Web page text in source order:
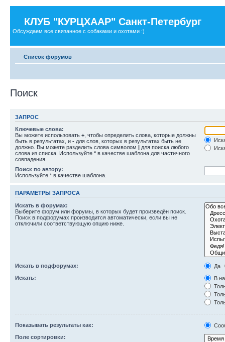
КЛУБ "КУРЦХААР" Санкт-Петербург
Обсуждаем все связанное с собаками и охотами :)
Список форумов
Поиск
ЗАПРОС
Ключевые слова:
Вы можете использовать + , чтобы определить слова, которые должны
быть в результатах, и - для слов, которых в результатах быть не
должно. Вы можете разделить слова символом | для поиска любого
слова из списка. Используйте * в качестве шаблона для частичного
совпадения.
Поиск по автору:
Используйте * в качестве шаблона.
ПАРАМЕТРЫ ЗАПРОСА
Искать в форумах:
Выберите форум или форумы, в которых будет произведён поиск.
Поиск в подфорумах производится автоматически, если вы не
отключили соответствующую опцию ниже.
Искать в подфорумах:
Да
Искать:
В
Показывать результаты как:
Поле сортировки: